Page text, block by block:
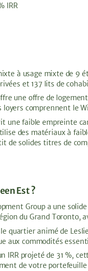
IRR
à usage mixte de 9
et 137 lits de
une offre de
comprennent le
une faible empreinte
des matériaux à
de solides titres de
Est ?
Group a une
du Grand Toronto,
le quartier animé de
aux commodités
IRR projeté de 31 %,
de votre portefeuille